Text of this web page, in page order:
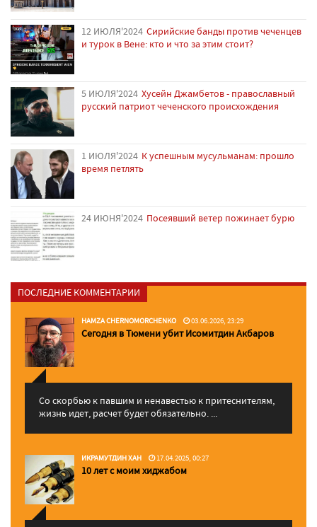
12 ИЮЛЯ'2024 Сирийские банды против чеченцев
и турок в Вене: кто и что за этим стоит?
5 ИЮЛЯ'2024 Хусейн Джамбетов - православный
русский патриот чеченского происхождения
1 ИЮЛЯ'2024 К успешным мусульманам: прошло
время петлять
24 ИЮНЯ'2024 Посеявший ветер пожинает бурю
ПОСЛЕДНИЕ КОММЕНТАРИИ
HAMZA CHERNOMORCHENKO 03.06.2026, 23:29
Сегодня в Тюмени убит Исомитдин Акбаров
Со скорбью к павшим и ненавестью к притеснителям,
жизнь идет, расчет будет обязательно. ...
ИКРАМУТДИН ХАН 17.04.2025, 00:27
10 лет с моим хиджабом